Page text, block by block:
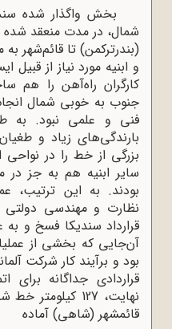
بخش واگذار شده
شمال، در مدت منعقد شده
و ابنیه مورد نیاز از
کارگران راه‌آهن را هم
جنوب به خوبی شمال
بارندگی‌های زیاد و
بزرگی از خط را در نواحی
سایر ابنیه هم به جز
بودند. به این ترتیب،
قرارداد سندیکا فسخ و به
آن‌جایی که بخشی از
بود و برآیند کار شرکت
قراردادی جداگانه
نهایت، 127
قائمشهر (شاهی) آماده